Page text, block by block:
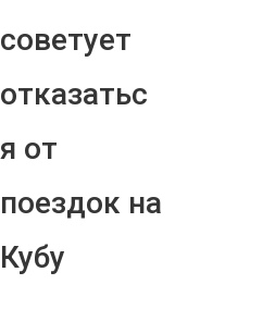
советует
отказатьс
я от
поездок на
Кубу